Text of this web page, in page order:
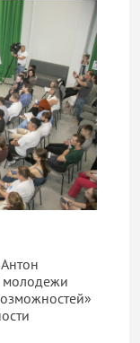
молодежи